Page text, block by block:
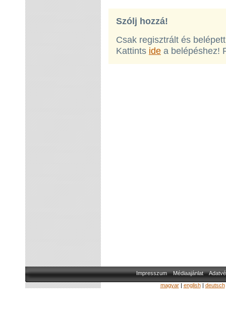
Szólj hozzá!
Csak regisztrált és
Kattints ide a belépéshez!
Impresszum Médiaajánlat
magyar| english| deutsch